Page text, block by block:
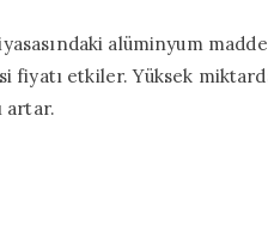
alüminyum
fiyatı etkiler. Yüksek
artar.